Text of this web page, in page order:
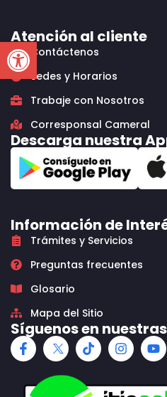
Open toolbar
Atención al cliente
Contáctenos
Sedes y Horarios
Trabaje con Nosotros
Corresponsal Cameral
Descarga nuestra
Información de
Trámites y Servicios
Preguntas frecuentes
Glosario
Mapa del Sitio
Síguenos en